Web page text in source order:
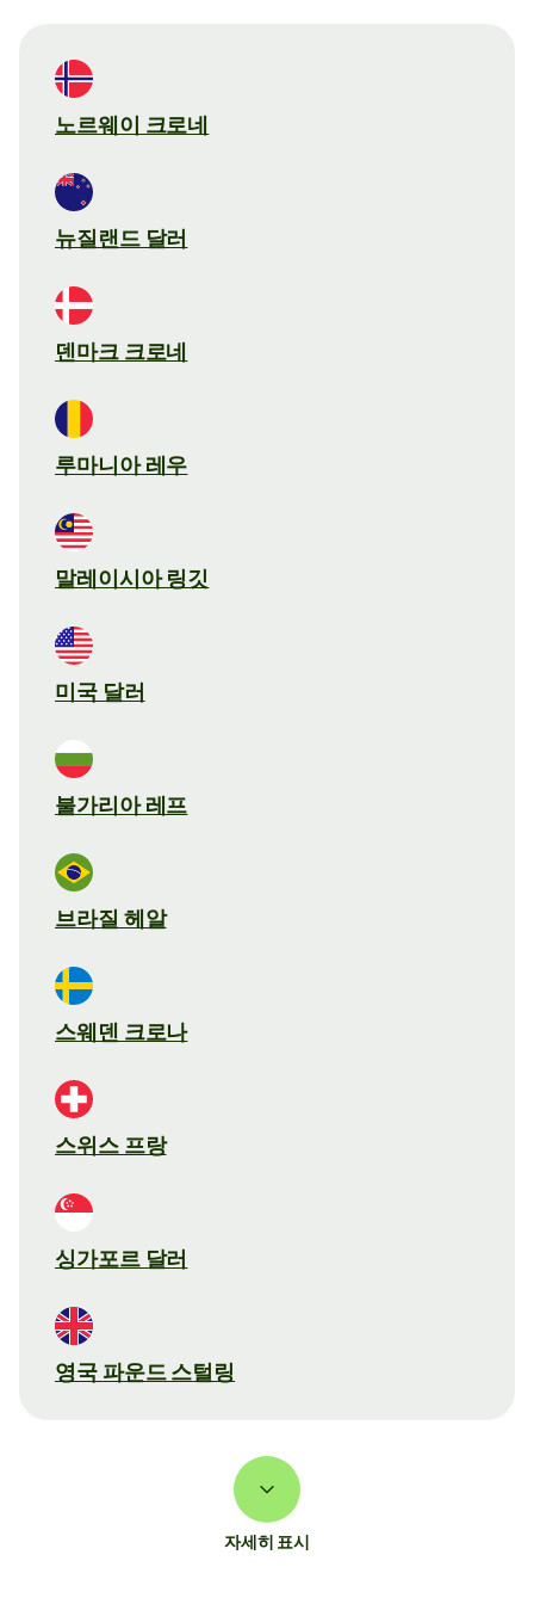
노르웨이 크로네
뉴질랜드 달러
덴마크 크로네
루마니아 레우
말레이시아 링깃
미국 달러
불가리아 레프
브라질 헤알
스웨덴 크로나
스위스 프랑
싱가포르 달러
영국 파운드 스털링
자세히 표시